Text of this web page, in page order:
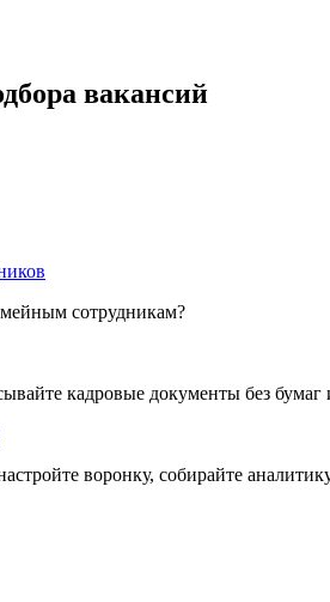
вакансий
сотрудникам?
кадровые документы без
воронку, собирайте